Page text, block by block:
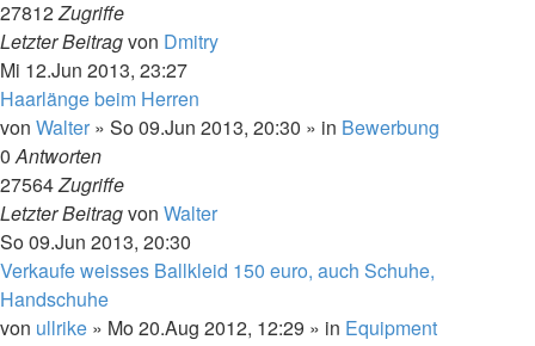
27812Zugriffe
Letzter Beitragvon Dmitry
Mi 12.Jun 2013, 23:27
Haarlänge beim Herren
von Walter » So 09.Jun 2013, 20:30 » in Bewerbung
0Antworten
27564Zugriffe
Letzter Beitragvon Walter
So 09.Jun 2013, 20:30
Verkaufe weisses Ballkleid 150 euro, auch Schuhe,
Handschuhe
von ullrike » Mo 20.Aug 2012, 12:29 » in Equipment